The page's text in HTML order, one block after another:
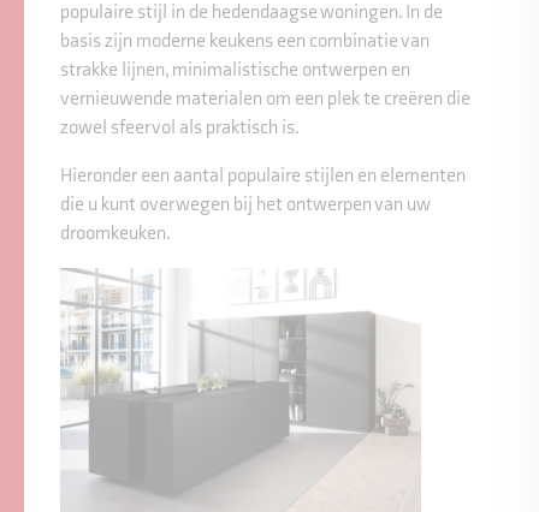
populaire stijl in de hedendaagse woningen. In de
basis zijn moderne keukens een combinatie van
strakke lijnen, minimalistische ontwerpen en
vernieuwende materialen om een plek te creëren die
zowel sfeervol als praktisch is.
Hieronder een aantal populaire stijlen en elementen
die u kunt overwegen bij het ontwerpen van uw
droomkeuken.